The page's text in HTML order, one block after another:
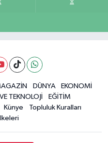
DÜNYA
EKONOMİ
TEKNOLOJİ
EĞİTİM
Künye
Topluluk Kuralları